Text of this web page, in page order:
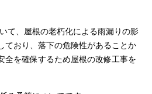
て、屋根の老朽化による雨漏りの影
ており、落下の危険性があることか
全を確保するため屋根の改修工事を